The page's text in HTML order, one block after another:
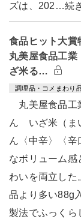
ズは、202…続
食品ヒット大賞
丸美屋食品工
ざ米る…
調理品・コメまわり
丸美屋食品工
ん いざ米（ま
ん〈中辛〉〈辛
なボリューム感
わいを両立した
品より多い88g
製法でふっくら